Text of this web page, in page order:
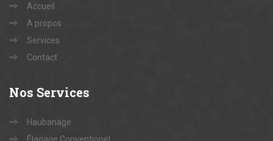
Accueil
A propos
Services
Contact
Nos Services
Haubanage